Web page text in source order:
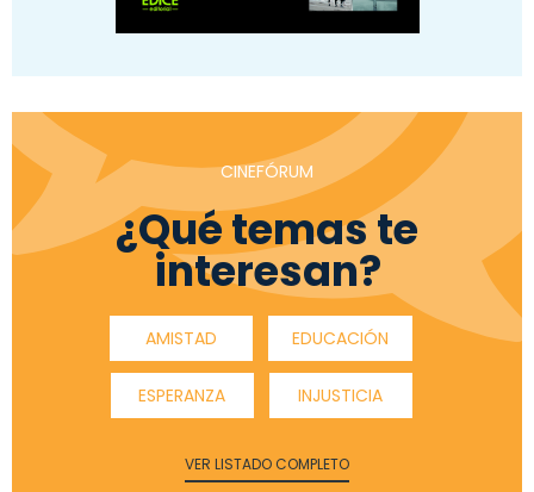
CINEFÓRUM
¿Qué temas te
interesan?
AMISTAD EDUCACIÓN
ESPERANZA INJUSTICIA
VER LISTADO COMPLETO